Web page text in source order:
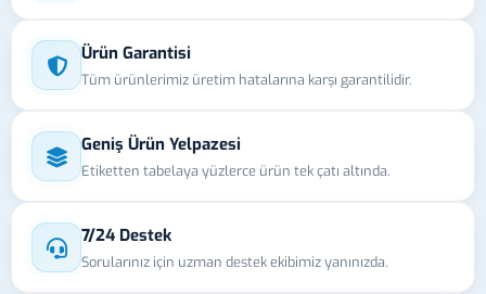
Ürün Garantisi
Tüm ürünlerimiz üretim hatalarına karşı garantilidir.
Geniş Ürün Yelpazesi
Etiketten tabelaya yüzlerce ürün tek çatı altında.
7/24 Destek
Sorularınız için uzman destek ekibimiz yanınızda.